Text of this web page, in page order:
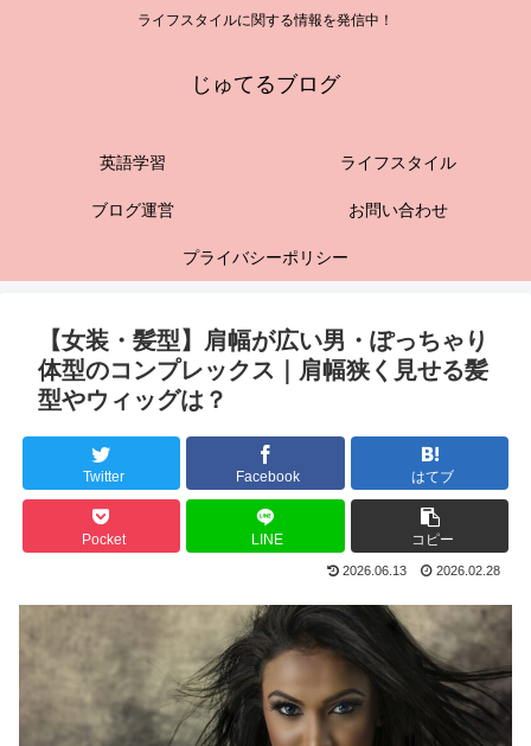
ライフスタイルに関する情報を発信中！
じゅてるブログ
英語学習 ライフスタイル
ブログ運営 お問い合わせ
プライバシーポリシー
【女装・髪型】肩幅が広い男・ぽっちゃり
体型のコンプレックス｜肩幅狭く見せる髪
型やウィッグは？
Twitter Facebook はてブ
Pocket LINE コピー
2026.06.13 2026.02.28